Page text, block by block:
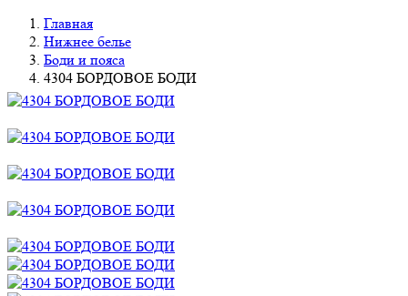
Главная
Нижнее белье
Боди и пояса
4304 БОРДОВОЕ БОДИ